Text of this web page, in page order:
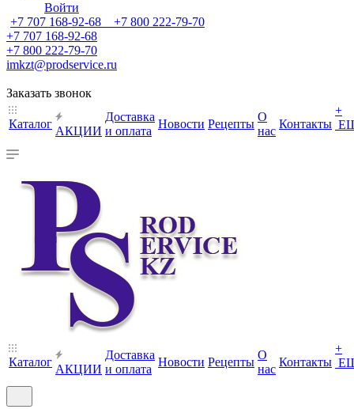
Войти
+7 707 168-92-68 +7 800 222-79-70
+7 707 168-92-68
+7 800 222-79-70
imkzt@prodservice.ru
Заказать звонок
Каталог
АКЦИИ
Доставка
и оплата
Новости Рецепты
О
нас
Контакты
+
Каталог
АКЦИИ
Доставка
и оплата
Новости Рецепты
О
нас
Контакты
+